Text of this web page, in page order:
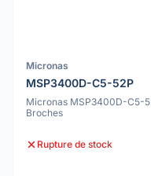
Micronas
MSP3400D-C5-52P
Micronas MSP3400D-C5-
Broches
Rupture de stock